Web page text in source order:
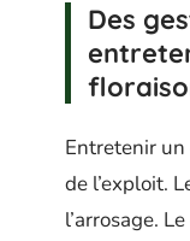
Des
Entretenir
de l’exploit.
l’arrosage.